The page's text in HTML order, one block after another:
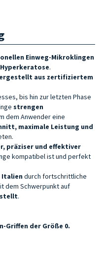
Einweg-Mikroklingen
.
aus zertifiziertem
bis hin zur letzten Phase
strengen
dem Anwender eine
maximale Leistung und
präziser und effektiver
kompatibel ist und perfekt
Italien durch fortschrittliche
dem Schwerpunkt auf
.
Griffen der Größe 0.